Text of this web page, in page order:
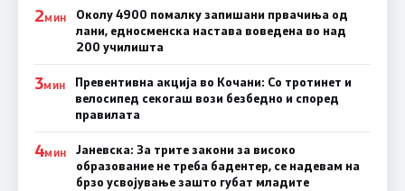
2МИН
Околу 4900 помалку запишани првачиња од
лани, едносменска настава воведена во над
200 училишта
3МИН
Превентивна акција во Кочани: Со тротинет и
велосипед секогаш вози безбедно и според
правилата
4МИН
Јаневска: За трите закони за високо
образование не треба бадентер, се надевам на
брзо усвојување зашто губат младите